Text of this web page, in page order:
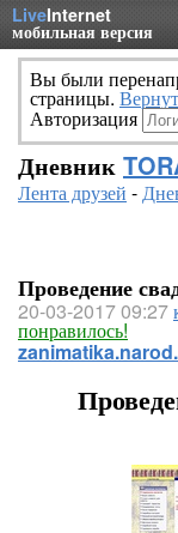
LiveInternet
мобильная версия
Вы были
страницы.
Авторизация
Дневник
Лента друзей -
Проведение
20-03-2017 09:27
понравилось!